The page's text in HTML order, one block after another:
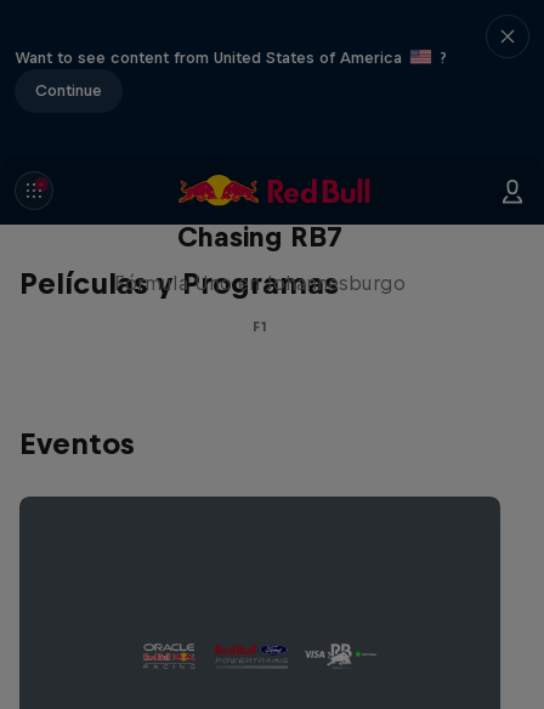
Want to see content from United States of America
?
Continue
Películas y Programas
Chasing RB7
Fórmula Uno en Johannesburgo
F1
Eventos